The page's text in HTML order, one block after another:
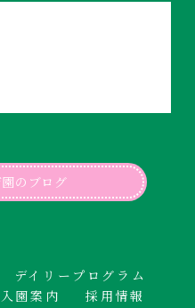
のブログ
デイリープログラム
入園案内
採用情報